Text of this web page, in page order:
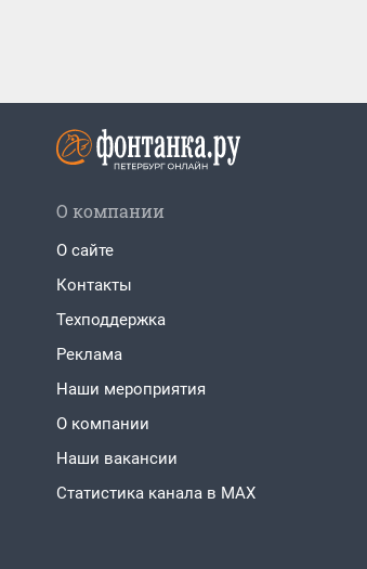
О компании
О сайте
Контакты
Техподдержка
Реклама
Наши мероприятия
О компании
Наши вакансии
Статистика канала в MAX